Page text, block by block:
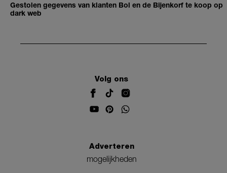
Gestolen gegevens van klanten Bol en de Bijenkorf te koop op
dark web
Volg ons
Adverteren
mogelijkheden